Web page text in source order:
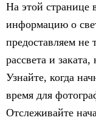
На этой
информацию о
предоставляем не
рассвета и
Узнайте, когда
время для
Отслеживайте